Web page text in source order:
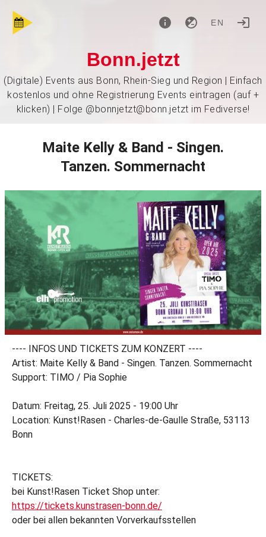
EN
Bonn.jetzt
(Digitale) Events aus Bonn, Rhein-Sieg und Region | Einfach
kostenlos und ohne Registrierung Events eintragen (auf +
klicken) | Folge @bonnjetzt@bonn.jetzt im Fediverse!
Maite Kelly & Band - Singen.
Tanzen. Sommernacht
---- INFOS UND TICKETS ZUM KONZERT ----
Artist: Maite Kelly & Band - Singen. Tanzen. Sommernacht
Support: TIMO / Pia Sophie
Datum: Freitag, 25. Juli 2025 - 19:00 Uhr
Location: Kunst!Rasen - Charles-de-Gaulle Straße, 53113
Bonn
TICKETS:
bei Kunst!Rasen Ticket Shop unter:
https://tickets.kunstrasen-bonn.de/
oder bei allen bekannten Vorverkaufsstellen